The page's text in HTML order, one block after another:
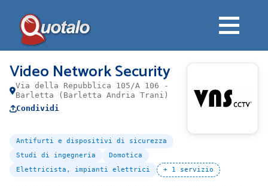
Video Network Security
Via della Repubblica 105/A 106 -
Barletta (Barletta Andria Trani)
Condividi
Antifurti e dispositivi di sicurezza
Studi di ingegneria
Domotica
Elettricista, impianti elettrici
+ 1 servizio